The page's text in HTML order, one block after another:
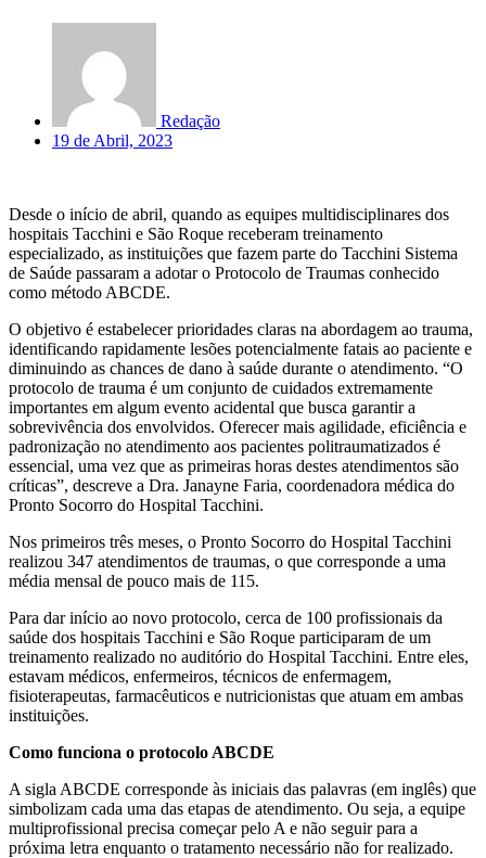
Redação
19 de Abril, 2023
Desde o início de abril, quando as equipes multidisciplinares dos
hospitais Tacchini e São Roque receberam treinamento
especializado, as instituições que fazem parte do Tacchini Sistema
de Saúde passaram a adotar o Protocolo de Traumas conhecido
como método ABCDE.
O objetivo é estabelecer prioridades claras na abordagem ao trauma,
identificando rapidamente lesões potencialmente fatais ao paciente e
diminuindo as chances de dano à saúde durante o atendimento. “O
protocolo de trauma é um conjunto de cuidados extremamente
importantes em algum evento acidental que busca garantir a
sobrevivência dos envolvidos. Oferecer mais agilidade, eficiência e
padronização no atendimento aos pacientes politraumatizados é
essencial, uma vez que as primeiras horas destes atendimentos são
críticas”, descreve a Dra. Janayne Faria, coordenadora médica do
Pronto Socorro do Hospital Tacchini.
Nos primeiros três meses, o Pronto Socorro do Hospital Tacchini
realizou 347 atendimentos de traumas, o que corresponde a uma
média mensal de pouco mais de 115.
Para dar início ao novo protocolo, cerca de 100 profissionais da
saúde dos hospitais Tacchini e São Roque participaram de um
treinamento realizado no auditório do Hospital Tacchini. Entre eles,
estavam médicos, enfermeiros, técnicos de enfermagem,
fisioterapeutas, farmacêuticos e nutricionistas que atuam em ambas
instituições.
Como funciona o protocolo ABCDE
A sigla ABCDE corresponde às iniciais das palavras (em inglês) que
simbolizam cada uma das etapas de atendimento. Ou seja, a equipe
multiprofissional precisa começar pelo A e não seguir para a
próxima letra enquanto o tratamento necessário não for realizado.